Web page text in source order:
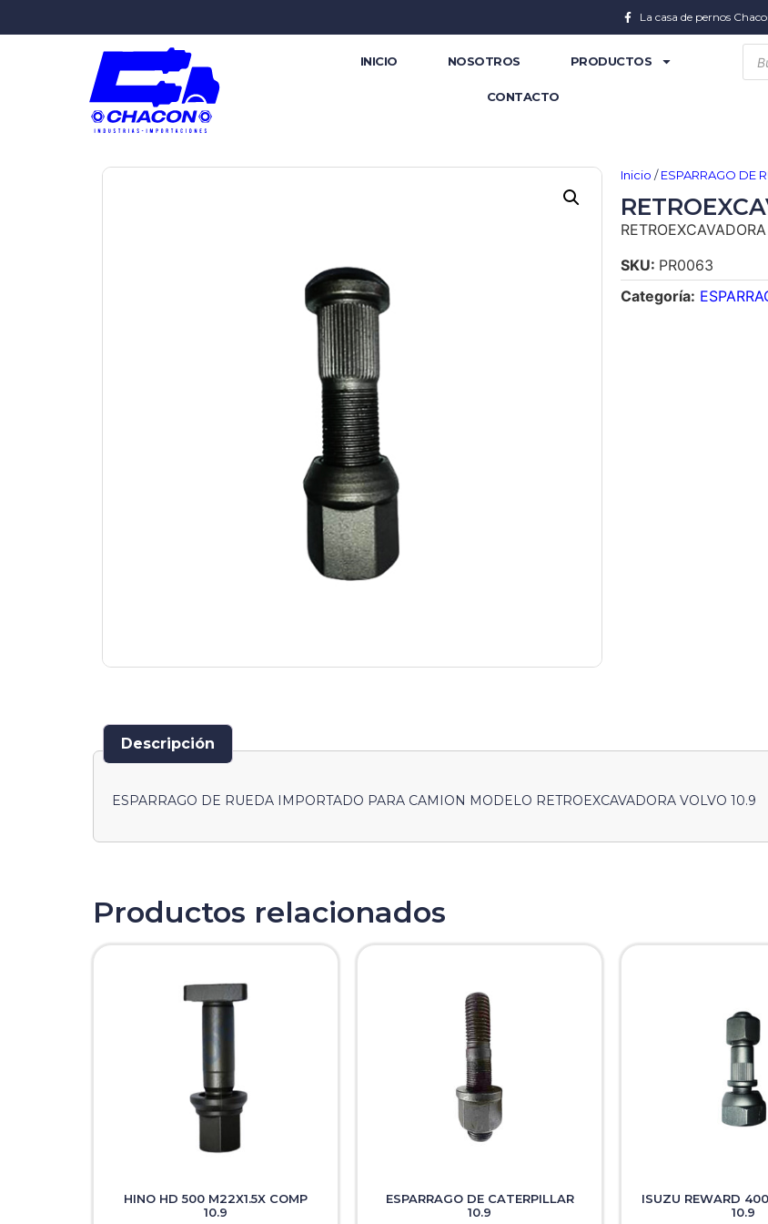
La casa de pernos
INICIO NOSOTROS PRODUCTOS
CONTACTO
Inicio /ESPARRAGO DE
SKU: PR0063
Categoría:
Descripción
ESPARRAGO DE RUEDA IMPORTADO PARA CAMION MODELO RETROEXCAVADORA VOLVO 10.9
Productos relacionados
HINO HD 500 M22X1.5X COMP
10.9
ESPARRAGO DE CATERPILLAR
10.9
ISUZU REWARD
10.9